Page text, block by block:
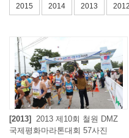
2015 2014 2013 2012
[2013]
2013 제10회 철원 DMZ
국제평화마라톤대회 57사진